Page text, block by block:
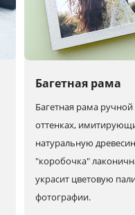
Багетная рама
Багетная рама
оттенках,
натуральную
"коробочка"
украсит цветовую
фотографии.